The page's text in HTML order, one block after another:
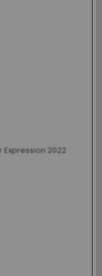
2022